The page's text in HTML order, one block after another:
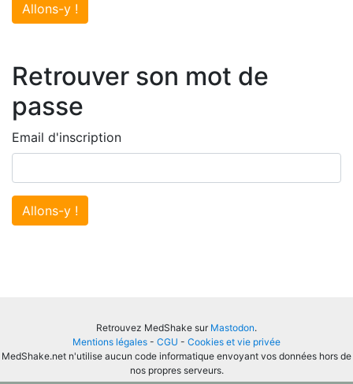
Allons-y !
Retrouver son mot de
passe
Email d'inscription
Allons-y !
Retrouvez MedShake sur Mastodon.
Mentions légales - CGU - Cookies et vie privée
MedShake.net n'utilise aucun code informatique envoyant vos données hors de
nos propres serveurs.